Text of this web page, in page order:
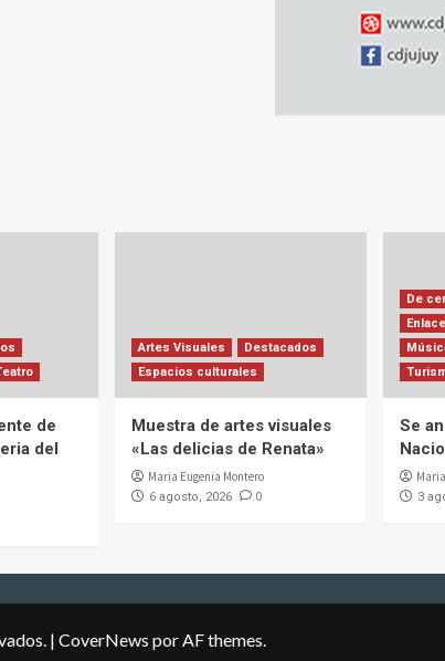
de
del
Artes Visuales
Destacados
Espacios culturales
Muestra de artes visuales
«Las delicias de Renata»
Maria Eugenia Montero
6 agosto, 2026 0
De
Se
3
| CoverNews por AF themes.